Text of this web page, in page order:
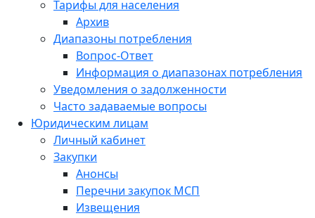
Тарифы для населения
Архив
Диапазоны потребления
Вопрос-Ответ
Информация о диапазонах потребления
Уведомления о задолженности
Часто задаваемые вопросы
Юридическим лицам
Личный кабинет
Закупки
Анонсы
Перечни закупок МСП
Извещения